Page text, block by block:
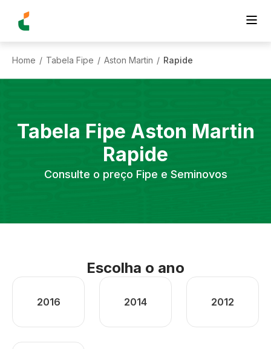
Home / Tabela Fipe / Aston Martin / Rapide
Tabela Fipe Aston Martin
Rapide
Consulte o preço Fipe e Seminovos
Escolha o ano
2016 2014 2012